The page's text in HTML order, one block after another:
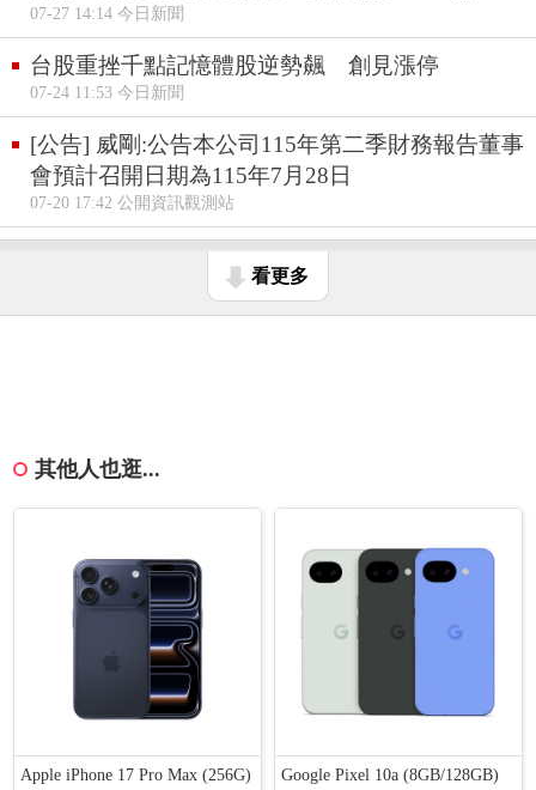
07-27 14:14 今日新聞
台股重挫千點記憶體股逆勢飆 創見漲停
07-24 11:53 今日新聞
[公告] 威剛:公告本公司115年第二季財務報告董事
會預計召開日期為115年7月28日
07-20 17:42 公開資訊觀測站
看更多
其他人也逛...
Apple iPhone 17 Pro Max (256G) Google Pixel 10a (8GB/128GB)